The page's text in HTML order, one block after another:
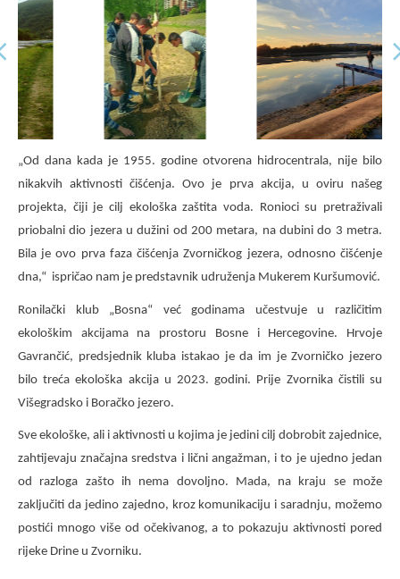
„Od dana kada je 1955. godine otvorena hidrocentrala, nije bilo
nikakvih aktivnosti čišćenja. Ovo je prva akcija, u oviru našeg
projekta, čiji je cilj ekološka zaštita voda. Ronioci su pretraživali
priobalni dio jezera u dužini od 200 metara, na dubini do 3 metra.
Bila je ovo prva faza čišćenja Zvorničkog jezera, odnosno čišćenje
dna,“ ispričao nam je predstavnik udruženja Mukerem Kuršumović.
Ronilački klub „Bosna“ već godinama učestvuje u različitim
ekološkim akcijama na prostoru Bosne i Hercegovine. Hrvoje
Gavrančić, predsjednik kluba istakao je da im je Zvorničko jezero
bilo treća ekološka akcija u 2023. godini. Prije Zvornika čistili su
Višegradsko i Boračko jezero.
Sve ekološke, ali i aktivnosti u kojima je jedini cilj dobrobit zajednice,
zahtijevaju značajna sredstva i lični angažman, i to je ujedno jedan
od razloga zašto ih nema dovoljno. Mada, na kraju se može
zaključiti da jedino zajedno, kroz komunikaciju i saradnju, možemo
postići mnogo više od očekivanog, a to pokazuju aktivnosti pored
rijeke Drine u Zvorniku.